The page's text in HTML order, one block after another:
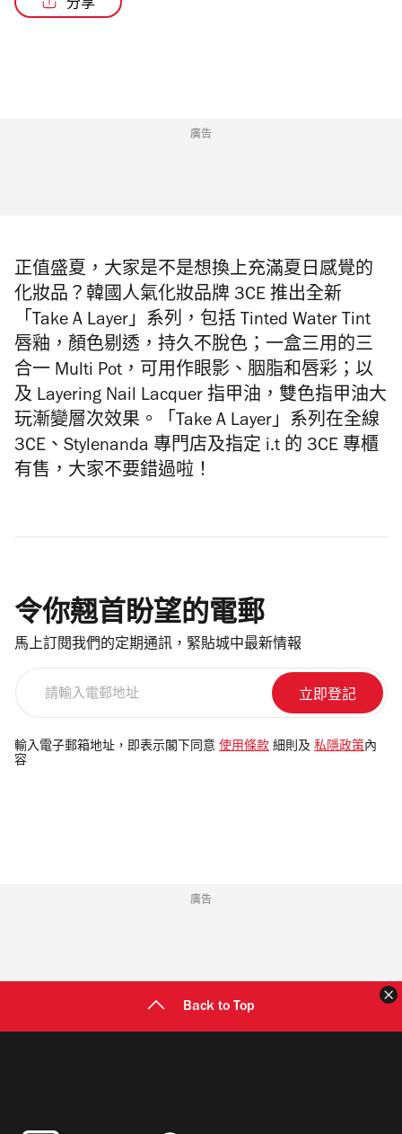
分享
廣告
正值盛夏，大家是不是想換上充滿夏日感覺的
化妝品？韓國人氣化妝品牌 3CE 推出全新
「Take A Layer」系列，包括 Tinted Water Tint
唇釉，顏色剔透，持久不脫色；一盒三用的三
合一 Multi Pot，可用作眼影、胭脂和唇彩；以
及 Layering Nail Lacquer 指甲油，雙色指甲油大
玩漸變層次效果。「Take A Layer」系列在全線
3CE、Stylenanda 專門店及指定 i.t 的 3CE 專櫃
有售，大家不要錯過啦！
令你翹首盼望的電郵
馬上訂閱我們的定期通訊，緊貼城中最新情報
電
郵
輸入電子郵箱地址，即表示閣下同意 使用條款 細則及 私隱政策 內
容
廣告
Back to Top